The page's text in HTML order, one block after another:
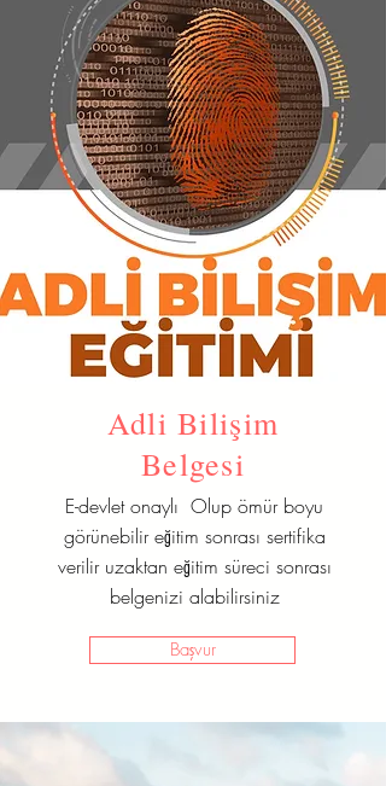
Adli Bilişim
Belgesi
E-devlet onaylı Olup ömür boyu
görünebilir eğitim sonrası sertifika
verilir uzaktan eğitim süreci sonrası
belgenizi alabilirsiniz
Başvur